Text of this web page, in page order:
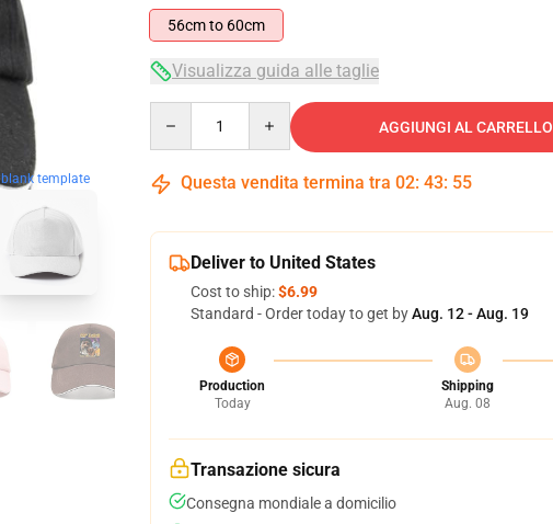
blank template
56cm to 60cm
Visualizza guida alle taglie
AGGIUNGI AL CARRELLO
Questa vendita termina tra 02: 43: 53
Deliver to United States
Cost to ship:$6.99
Standard - Order today to get byAug. 12 - Aug. 19
Production
Today
Shipping
Aug. 08
Transazione sicura
Consegna mondiale a domicilio